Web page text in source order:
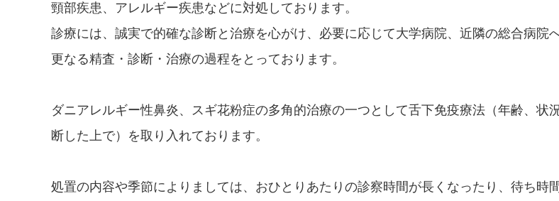
頸部疾患、アレルギー疾患などに対処しております。
診療には、誠実で的確な診断と治療を心がけ、必要に応じて大学病院、近隣の総合病院
更なる精査・診断・治療の過程をとっております。
ダニアレルギー性鼻炎、スギ花粉症の多角的治療の一つとして舌下免疫療法（年齢、状
断した上で）を取り入れております。
処置の内容や季節によりましては、おひとりあたりの診察時間が長くなったり、待ち時